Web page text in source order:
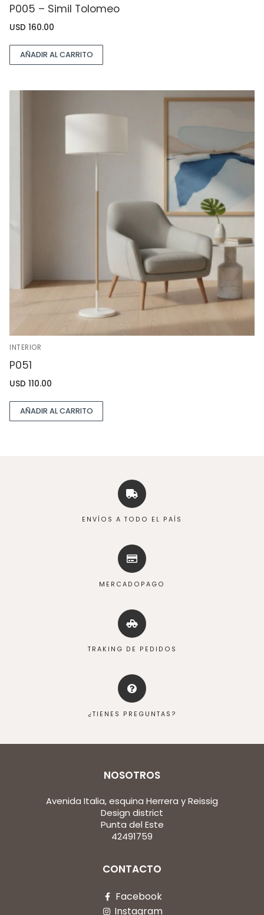
P005 – Simil Tolomeo
USD 160.00
AÑADIR AL CARRITO
INTERIOR
P051
USD 110.00
AÑADIR AL CARRITO
ENVÍOS A TODO EL PAÍS
MERCADOPAGO
TRAKING DE PEDIDOS
¿TIENES PREGUNTAS?
NOSOTROS
Avenida Italia, esquina Herrera y Reissig
Design district
Punta del Este
42491759
CONTACTO
Facebook
Instagram